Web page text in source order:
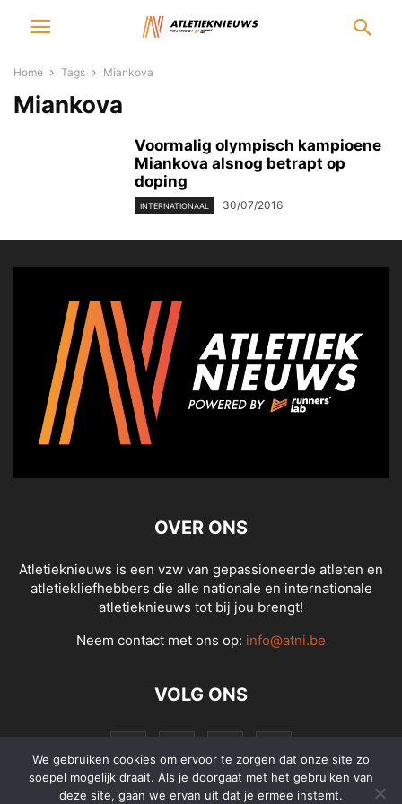
Home Tags Miankova
Miankova
Voormalig olympisch kampioene
Miankova alsnog betrapt op
doping
INTERNATIONAAL 30/07/2016
OVER ONS
Atletieknieuws is een vzw van gepassioneerde atleten en
atletiekliefhebbers die alle nationale en internationale
atletieknieuws tot bij jou brengt!
Neem contact met ons op: info@atni.be
VOLG ONS
We gebruiken cookies om ervoor te zorgen dat onze site zo
soepel mogelijk draait. Als je doorgaat met het gebruiken van
deze site, gaan we ervan uit dat je ermee instemt.